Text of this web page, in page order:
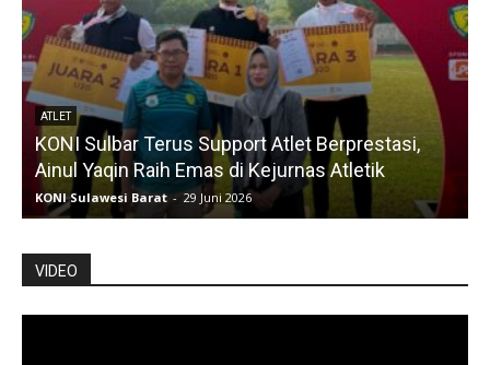
ATLET
KONI Sulbar Terus Support Atlet Berprestasi,
Ainul Yaqin Raih Emas di Kejurnas Atletik
KONI Sulawesi Barat - 29 Juni 2026
VIDEO